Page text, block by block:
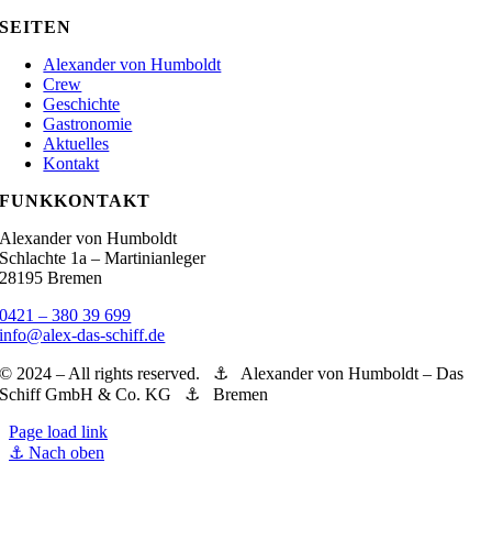
SEITEN
Alexander von Humboldt
Crew
Geschichte
Gastronomie
Aktuelles
Kontakt
FUNKKONTAKT
Alexander von Humboldt
Schlachte 1a – Martinianleger
28195 Bremen
0421 – 380 39 699
info@alex-das-schiff.de
© 2024 – All rights reserved. ⚓︎ Alexander von Humboldt – Das
Schiff GmbH & Co. KG ⚓︎ Bremen
Page load link
Nach oben